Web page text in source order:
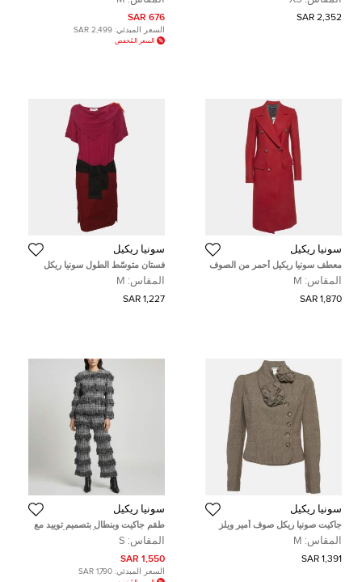
2,352 SAR
676 SAR
السعر المبدئي: 2,499 SAR
السعر المُخفض
سونيا ريكيل
معطف سونيا ريكيل أحمر من الصوف
مزدوج الصدر طويل مقاس وسط
(ميديوم)
المقاس: M
1,870 SAR
سونيا ريكيل
فستان متوسّط الطول سونيا ريكل
بنفسجي/خمري كريب ودنيم مع حزام
متوسط الحجم
المقاس: M
1,227 SAR
سونيا ريكيل
جاكيت صونيا ريكل صوف أمير ويلز
رمادي بتطريز وردة وسط
المقاس: M
1,391 SAR
سونيا ريكيل
طقم جاكيت وبنطال بتصميم توييد مع
شراشيب باللونين الأسود والأبيض
سونيا ريكيل حجم صغير
المقاس: S
1,550 SAR
السعر المبدئي: 1,790 SAR